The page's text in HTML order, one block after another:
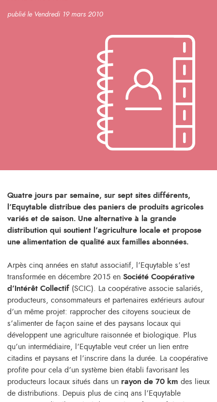
publié le Vendredi 19 mars 2010
Quatre jours par semaine, sur sept sites différents,
l’Equytable distribue des paniers de produits agricoles
variés et de saison. Une alternative à la grande
distribution qui soutient l’agriculture locale et propose
une alimentation de qualité aux familles abonnées.
Arpès cinq années en statut associatif, l’Equytable s’est
transformée en décembre 2015 en Société Coopérative
d’Intérêt Collectif (SCIC). La coopérative associe salariés,
producteurs, consommateurs et partenaires extérieurs autour
d’un même projet: rapprocher des citoyens soucieux de
s’alimenter de façon saine et des paysans locaux qui
développent une agriculture raisonnée et biologique. Plus
qu’un intermédiaire, l’Equytable veut créer un lien entre
citadins et paysans et l’inscrire dans la durée. La coopérative
profite pour cela d’un système bien établi favorisant les
producteurs locaux situés dans un rayon de 70 km des lieux
de distributions. Depuis plus de cinq ans l’Equytable